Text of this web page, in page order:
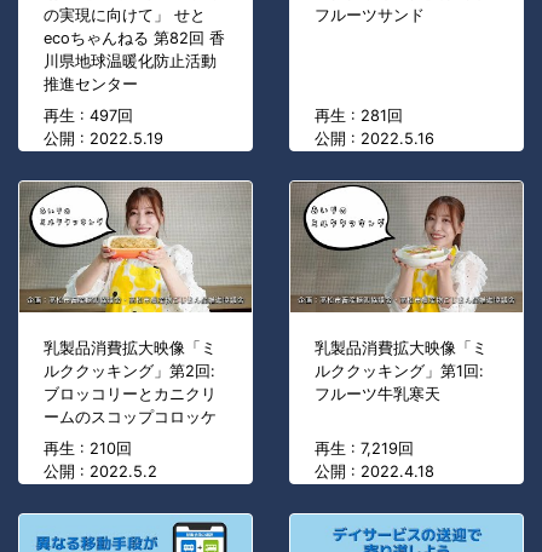
の実現に向けて」 せと
ecoちゃんねる 第82回 香
川県地球温暖化防止活動
推進センター
再生 : 497回
公開 : 2022.5.19
フルーツサンド
再生 : 281回
公開 : 2022.5.16
乳製品消費拡大映像「ミ
ルククッキング」第2回:
ブロッコリーとカニクリ
ームのスコップコロッケ
再生 : 210回
公開 : 2022.5.2
乳製品消費拡大映像「ミ
ルククッキング」第1回:
フルーツ牛乳寒天
再生 : 7,219回
公開 : 2022.4.18